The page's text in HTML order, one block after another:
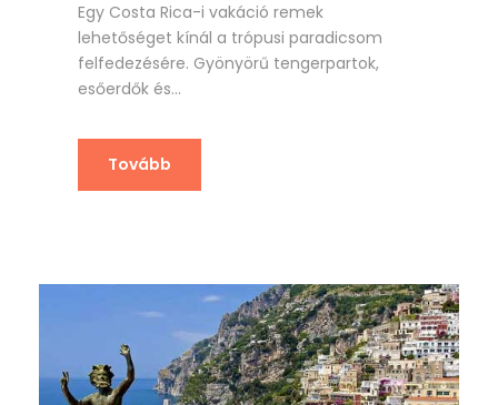
Egy Costa Rica-i vakáció remek
lehetőséget kínál a trópusi paradicsom
felfedezésére. Gyönyörű tengerpartok,
esőerdők és...
Tovább